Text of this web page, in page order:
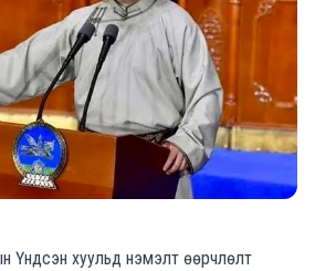
Үндсэн хуульд нэмэлт өөрчлөлт